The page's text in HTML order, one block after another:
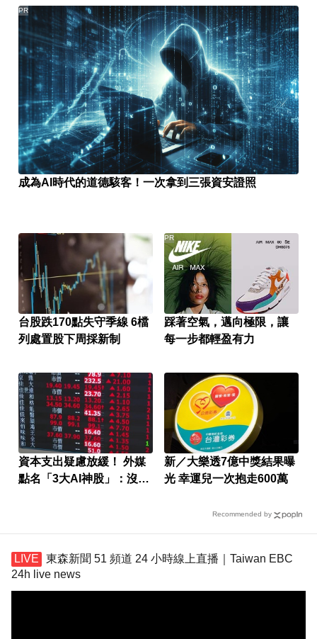
成為AI時代的道德駭客！一次拿到三張資安證照
PR
台股跌170點失守季線 6檔
列處置股下周採新制
踩著空氣，邁向極限，讓
每一步都輕盈有力
PR
資本支出疑慮放緩！ 外媒
點名「3大AI神股」：沒它
新／大樂透7億中獎結果曝
光 幸運兒一次抱走600萬
Recommended by
東森新聞 51 頻道 24 小時線上直播｜Taiwan EBC
24h live news